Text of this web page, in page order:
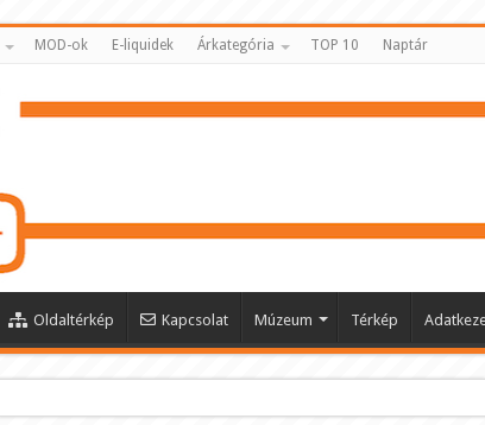
MOD-ok E-liquidek Árkategória TOP 10 Naptár
Oldaltérkép Kapcsolat Múzeum Térkép